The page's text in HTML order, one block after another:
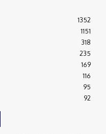
1352
1151
318
235
169
116
95
92